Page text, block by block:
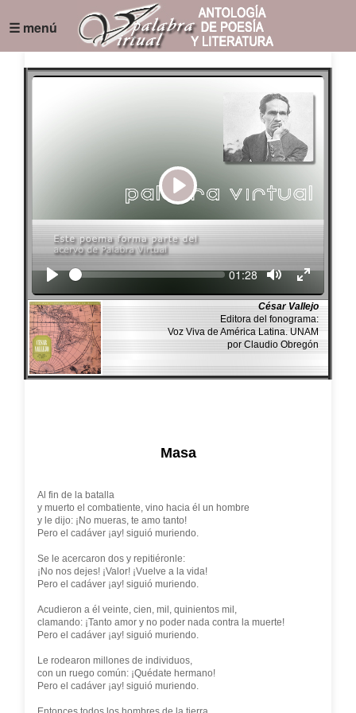
☰ menú
Play
Seek Current
01:28
César Vallejo
Editora del fonograma:
Voz Viva de América Latina. UNAM
por Claudio Obregón
Masa
Al fin de la batalla
y muerto el combatiente, vino hacia él un hombre
y le dijo: ¡No mueras, te amo tanto!
Pero el cadáver ¡ay! siguió muriendo.
Se le acercaron dos y repitiéronle:
¡No nos dejes! ¡Valor! ¡Vuelve a la vida!
Pero el cadáver ¡ay! siguió muriendo.
Acudieron a él veinte, cien, mil, quinientos mil,
clamando: ¡Tanto amor y no poder nada contra la muerte!
Pero el cadáver ¡ay! siguió muriendo.
Le rodearon millones de individuos,
con un ruego común: ¡Quédate hermano!
Pero el cadáver ¡ay! siguió muriendo.